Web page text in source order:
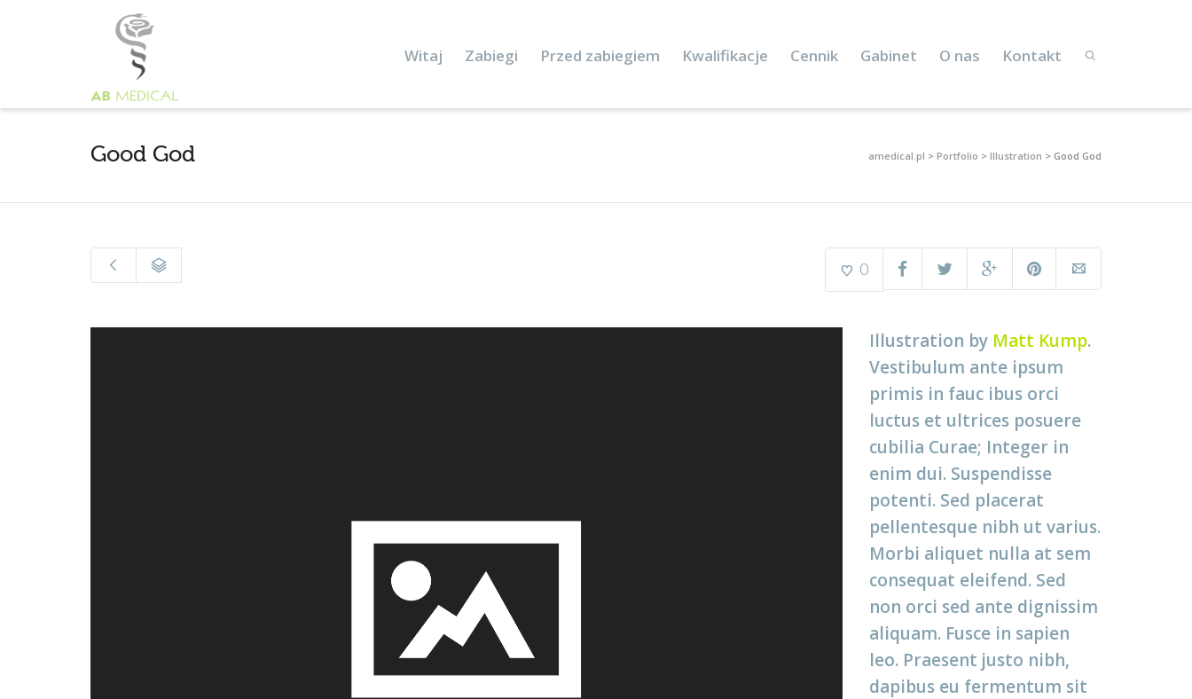
Witaj Zabiegi Przed zabiegiem Kwalifikacje Cennik Gabinet O nas Kontakt
Good God amedical.pl > Portfolio > Illustration > Good God
0
Illustration by Matt Kump.
Vestibulum ante ipsum
primis in fauc ibus orci
luctus et ultrices posuere
cubilia Curae; Integer in
enim dui. Suspendisse
potenti. Sed placerat
pellentesque nibh ut varius.
Morbi aliquet nulla at sem
consequat eleifend. Sed
non orci sed ante dignissim
aliquam. Fusce in sapien
leo. Praesent justo nibh,
dapibus eu fermentum sit